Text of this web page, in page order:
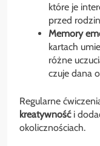
które je
przed
Memory
kartach
różne
czuje dana
Regularne
kreatywnośći
okolicznościach.